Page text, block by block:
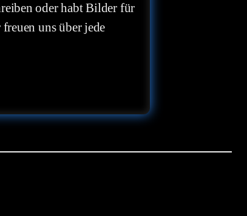
oder habt Bilder für
uns über jede